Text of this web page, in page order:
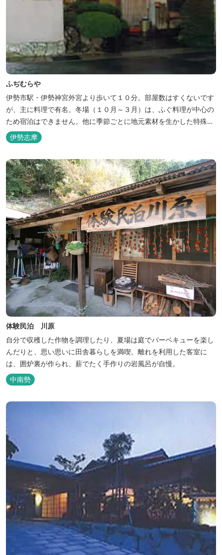
ふぢむらや
伊勢市駅・伊勢神宮外宮より歩いて１０分。部屋数はすくないです
が、主に料理で有名。冬場（１０月～３月）は、ふぐ料理が中心の
ため宿泊はできません。他に季節ごとに地元素材を生かした特殊料
理もお楽しみ頂けます。
伊勢志摩
体験民泊 川原
自分で収穫した作物を調理したり、夏場は庭でバーベキューを楽し
んだりと、思い思いに田舎暮らしを満喫。離れを利用した客室に
は、囲炉裏が作られ、薪でたく手作りの岩風呂が自慢。
中南勢